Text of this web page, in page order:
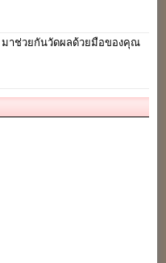
าช่วยกันวัดผลด้วยมือของคุณ